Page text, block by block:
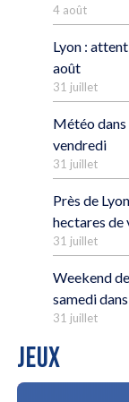
4 août
Lyon :
août
31 juillet
Météo dans
vendredi
31 juillet
Près de
hectares
31 juillet
Weekend
samedi
31 juillet
JEUX